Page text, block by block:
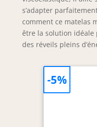
s’adapter
comment ce matelas
être la solution
des réveils pleins
-5%